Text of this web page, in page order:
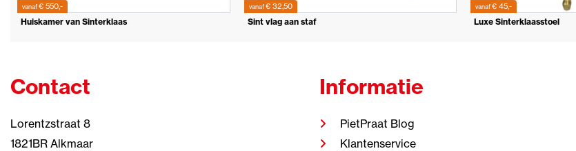
vanaf€ 550,-
Huiskamer van Sinterklaas
vanaf€ 32,50
Sint vlag aan staf
vanaf€ 45,-
Luxe Sinterklaasstoel
Contact
Lorentzstraat 8
1821BR Alkmaar
Informatie
PietPraat Blog
Klantenservice